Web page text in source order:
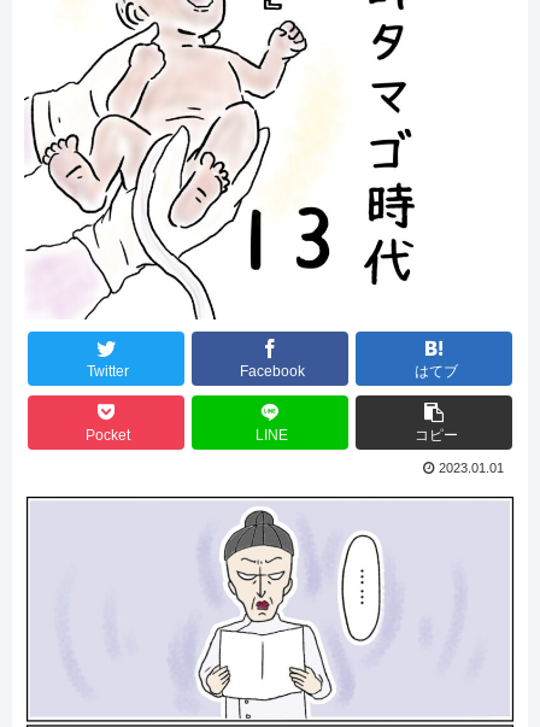
Twitter Facebook はてブ
Pocket LINE コピー
2023.01.01